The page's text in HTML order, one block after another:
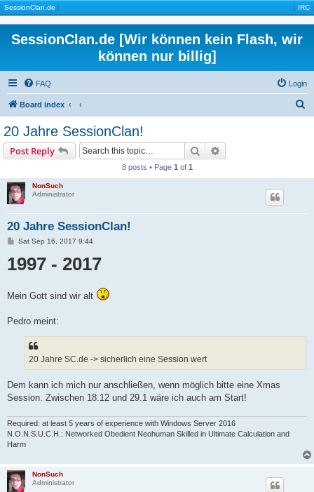
| SessionClan.de | | IRC |
SessionClan.de [Wir können kein Flash, wir
können nur billig]
FAQ Login
Board index
20 Jahre SessionClan!
Post Reply Search
8 posts • Page 1 of 1
NonSuch
Administrator
20 Jahre SessionClan!
P
s
Sat Sep 16, 2017 9:44
1997 - 2017
Mein Gott sind wir alt
Pedro meint:
20 Jahre SC.de -> sicherlich eine Session wert
Dem kann ich mich nur anschließen, wenn möglich bitte eine Xmas
Session. Zwischen 18.12 und 29.1 wäre ich auch am Start!
Required: at least 5 years of experience with Windows Server 2016
N.O.N.S.U.C.H.: Networked Obedient Neohuman Skilled in Ultimate Calculation and
Harm
NonSuch
Administrator